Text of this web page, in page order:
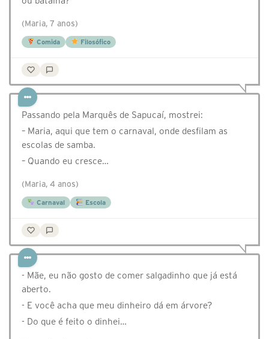
(Maria, 7 anos)
Comida Filosófico
Passando pela Marquês de Sapucaí, mostrei:
– Maria, aqui que tem o carnaval, onde desfilam as
escolas de samba.
– Quando eu cresce…
(Maria, 4 anos)
Carnaval Escola
- Mãe, eu não gosto de comer salgadinho que já está
aberto.
- E você acha que meu dinheiro dá em árvore?
- Do que é feito o dinhei…